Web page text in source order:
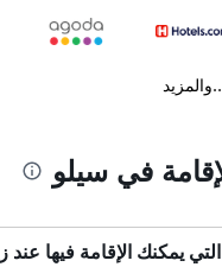
في سيلو
يمكنك الإقامة فيها عند